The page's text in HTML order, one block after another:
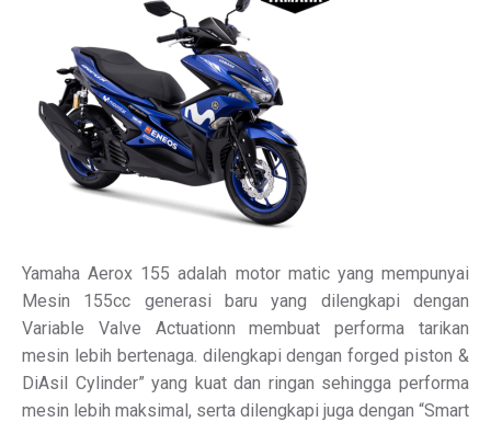
Yamaha Aerox 155 adalah motor matic yang mempunyai
Mesin 155cc generasi baru yang dilengkapi dengan
Variable Valve Actuationn membuat performa tarikan
mesin lebih bertenaga. dilengkapi dengan forged piston &
DiAsil Cylinder” yang kuat dan ringan sehingga performa
mesin lebih maksimal, serta dilengkapi juga dengan “Smart